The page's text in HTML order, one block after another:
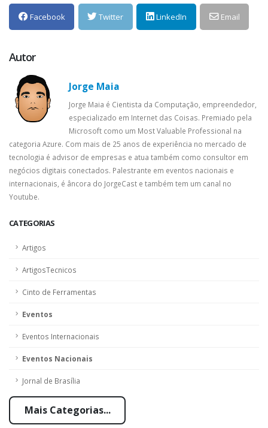
CATEGORIAS
Artigos
ArtigosTecnicos
Cinto de Ferramentas
Eventos
Eventos Internacionais
Eventos Nacionais
Jornal de Brasília
Mais Categorias...
Facebook Twitter LinkedIn Email
Autor
Jorge Maia
Jorge Maia é Cientista da Computação, empreendedor,
especializado em Internet das Coisas. Premiado pela
Microsoft como um Most Valuable Professional na
categoria Azure. Com mais de 25 anos de experiência no mercado de
tecnologia é advisor de empresas e atua também como consultor em
negócios digitais conectados. Palestrante em eventos nacionais e
internacionais, é âncora do JorgeCast e também tem um canal no
Youtube.